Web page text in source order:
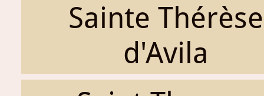
Sainte Thérèse
d'Avila